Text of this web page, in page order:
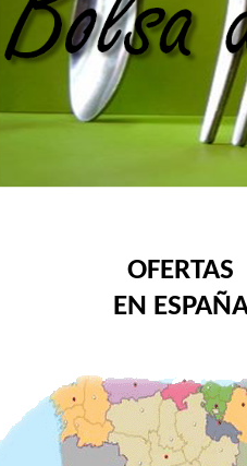
OFERTAS
EN